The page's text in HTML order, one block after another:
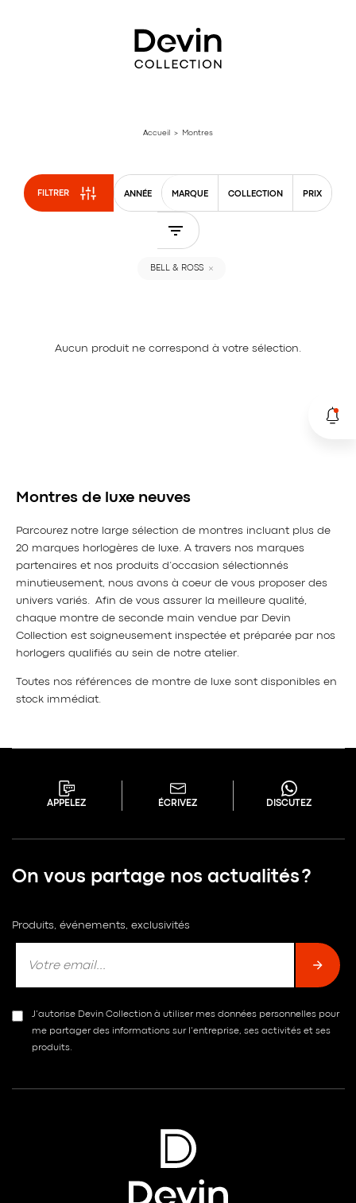
Accueil > Montres
FILTRER ANNÉE MARQUE COLLECTION PRIX
BELL & ROSS
Aucun produit ne correspond à votre sélection.
Montres de luxe neuves
Parcourez notre large sélection de montres incluant plus de
20 marques horlogères de luxe. A travers nos marques
partenaires et nos produits d’occasion sélectionnés
minutieusement, nous avons à coeur de vous proposer des
univers variés. Afin de vous assurer la meilleure qualité,
chaque montre de seconde main vendue par Devin
Collection est soigneusement inspectée et préparée par nos
horlogers qualifiés au sein de notre atelier.
Toutes nos références de montre de luxe sont disponibles en
stock immédiat.
APPELEZ ÉCRIVEZ DISCUTEZ
On vous partage nos actualités ?
Produits, événements, exclusivités
J’autorise Devin Collection à utiliser mes données personnelles pour
me partager des informations sur l’entreprise, ses activités et ses
produits.